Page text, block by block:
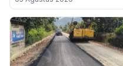
USD 23,63 Miliar